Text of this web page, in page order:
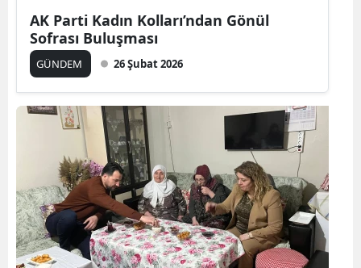
AK Parti Kadın Kolları’ndan Gönül
Sofrası Buluşması
GÜNDEM 26 Şubat 2026